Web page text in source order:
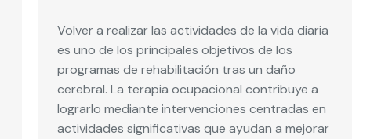
Volver a realizar las actividades de la vida diaria
es uno de los principales objetivos de los
programas de rehabilitación tras un daño
cerebral. La terapia ocupacional contribuye a
lograrlo mediante intervenciones centradas en
actividades significativas que ayudan a mejorar